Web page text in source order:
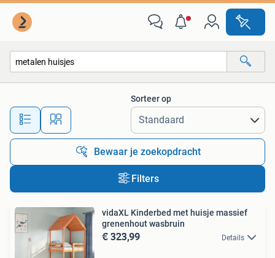
Alle afstanden…
Sorteer op
Bewaar je zoekopdracht
Filters
vidaXL Kinderbed met huisje massief
grenenhout wasbruin
€ 323,99 Details